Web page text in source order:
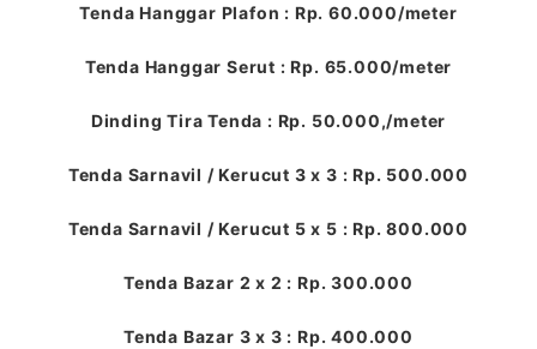
Tenda Hanggar Plafon : Rp. 60.000/meter
Tenda Hanggar Serut : Rp. 65.000/meter
Dinding Tira Tenda : Rp. 50.000,/meter
Tenda Sarnavil / Kerucut 3 x 3 : Rp. 500.000
Tenda Sarnavil / Kerucut 5 x 5 : Rp. 800.000
Tenda Bazar 2 x 2 : Rp. 300.000
Tenda Bazar 3 x 3 : Rp. 400.000